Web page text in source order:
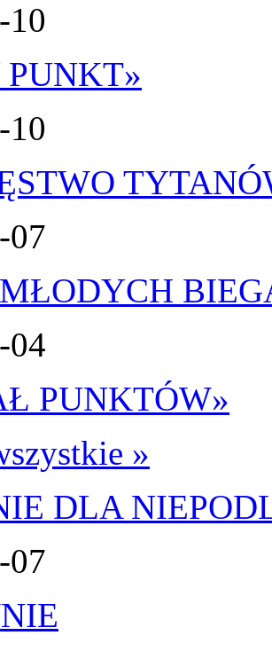
10
PUNKT»
10
07
04
PUNKTÓW»
»
DLA
07